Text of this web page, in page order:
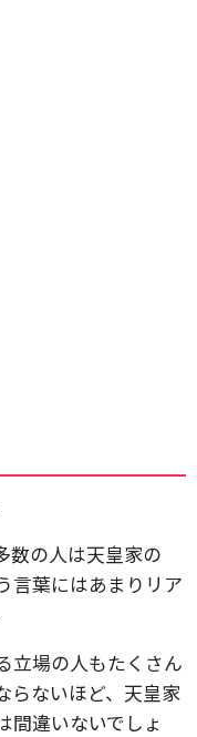
数の人は天皇家の
言葉にはあまりリア
立場の人もたくさん
らないほど、天皇家
間違いないでしょ